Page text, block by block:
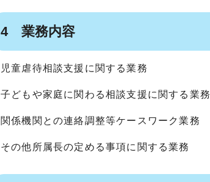
4 業務内容
児童虐待相談支援に関する業務
子どもや家庭に関わる相談支援に関する業務
関係機関との連絡調整等ケースワーク業務
その他所属長の定める事項に関する業務